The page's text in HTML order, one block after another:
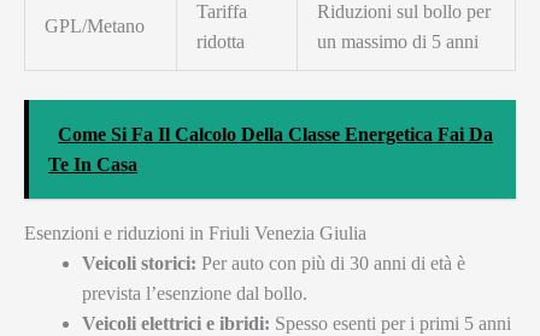
GPL/Metano
Tariffa
ridotta
Riduzioni sul bollo per
un massimo di 5 anni
Come Si Fa Il Calcolo Della Classe Energetica Fai Da
Te In Casa
Esenzioni e riduzioni in Friuli Venezia Giulia
Veicoli storici: Per auto con più di 30 anni di età è
prevista l’esenzione dal bollo.
Veicoli elettrici e ibridi: Spesso esenti per i primi 5 anni